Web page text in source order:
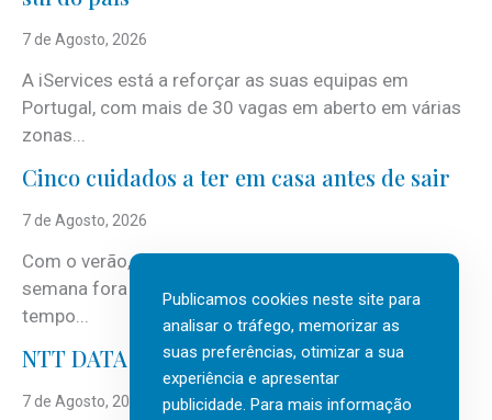
7 de Agosto, 2026
A iServices está a reforçar as suas equipas em
Portugal, com mais de 30 vagas em aberto em várias
zonas...
Cinco cuidados a ter em casa antes de sair
7 de Agosto, 2026
Com o verão, chegam também as férias, os fins-de-
semana fora e os dias em que a casa fica mais
tempo...
NTT DATA Insurtech Global Outlook 2026
7 de Agosto, 2026
Publicamos cookies neste site para
analisar o tráfego, memorizar as
suas preferências, otimizar a sua
experiência e apresentar
publicidade. Para mais informação